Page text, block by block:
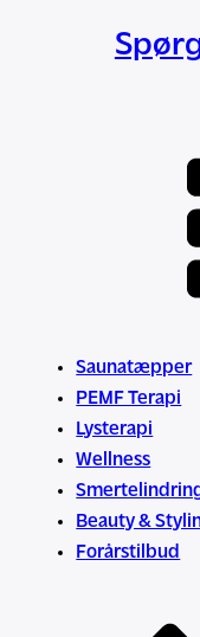
Saunatæpper
PEMF Terapi
Lysterapi
Wellness
Beauty &
Forårstilbud